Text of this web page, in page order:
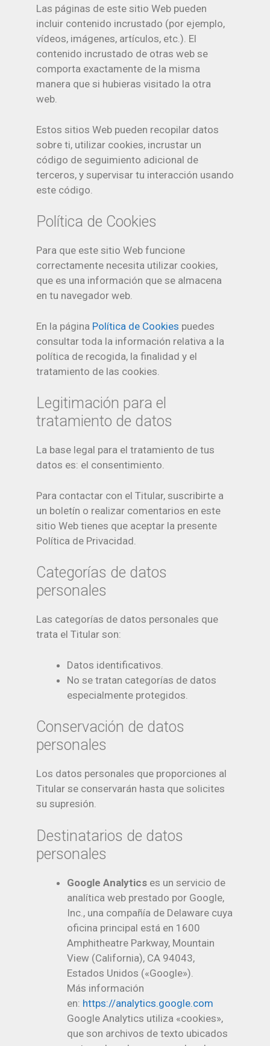
Las páginas de este sitio Web pueden
incluir contenido incrustado (por ejemplo,
vídeos, imágenes, artículos, etc.). El
contenido incrustado de otras web se
comporta exactamente de la misma
manera que si hubieras visitado la otra
web.
Estos sitios Web pueden recopilar datos
sobre ti, utilizar cookies, incrustar un
código de seguimiento adicional de
terceros, y supervisar tu interacción usando
este código.
Política de Cookies
Para que este sitio Web funcione
correctamente necesita utilizar cookies,
que es una información que se almacena
en tu navegador web.
En la página Política de Cookies puedes
consultar toda la información relativa a la
política de recogida, la finalidad y el
tratamiento de las cookies.
Legitimación para el
tratamiento de datos
La base legal para el tratamiento de tus
datos es: el consentimiento.
Para contactar con el Titular, suscribirte a
un boletín o realizar comentarios en este
sitio Web tienes que aceptar la presente
Política de Privacidad.
Categorías de datos
personales
Las categorías de datos personales que
trata el Titular son:
Datos identificativos.
No se tratan categorías de datos
especialmente protegidos.
Conservación de datos
personales
Los datos personales que proporciones al
Titular se conservarán hasta que solicites
su supresión.
Destinatarios de datos
personales
Google Analytics es un servicio de
analítica web prestado por Google,
Inc., una compañía de Delaware cuya
oficina principal está en 1600
Amphitheatre Parkway, Mountain
View (California), CA 94043,
Estados Unidos («Google»).
Más información
en: https://analytics.google.com
Google Analytics utiliza «cookies»,
que son archivos de texto ubicados